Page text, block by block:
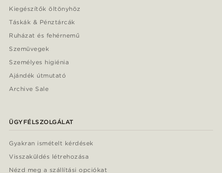
Kiegészítők öltönyhöz
Táskák & Pénztárcák
Ruházat és fehérnemű
Szemüvegek
Személyes higiénia
Ajándék útmutató
Archive Sale
ÜGYFÉLSZOLGÁLAT
Gyakran ismételt kérdések
Visszaküldés létrehozása
Nézd meg a szállítási opciókat